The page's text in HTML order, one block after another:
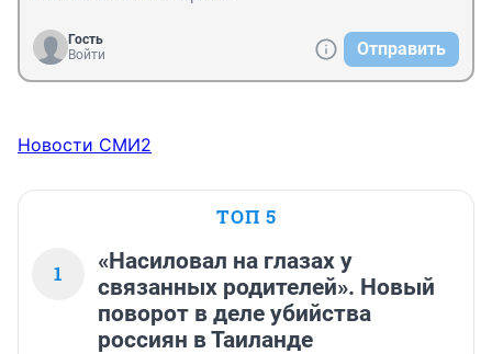
Гость
Войти
Отправить
Новости СМИ2
ТОП 5
1
«Насиловал на глазах у
связанных родителей». Новый
поворот в деле убийства
россиян в Таиланде